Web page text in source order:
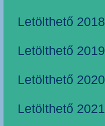
Letölthető
Letölthető
Letölthető
Letölthető